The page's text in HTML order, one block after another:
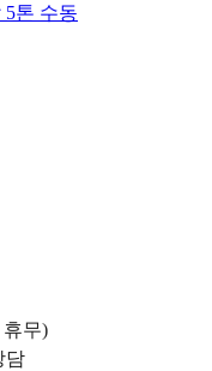
5톤 수동
휴무)
담